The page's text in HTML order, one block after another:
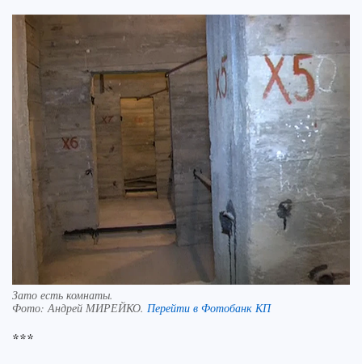
Зато есть комнаты.
Фото:Андрей МИРЕЙКО. Перейти в Фотобанк КП
***